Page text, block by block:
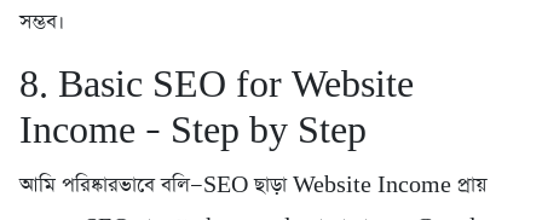
সম্ভব।
8. Basic SEO for Website
Income – Step by Step
আমি পরিষ্কারভাবে বলি—SEO ছাড়া Website Income প্রায়